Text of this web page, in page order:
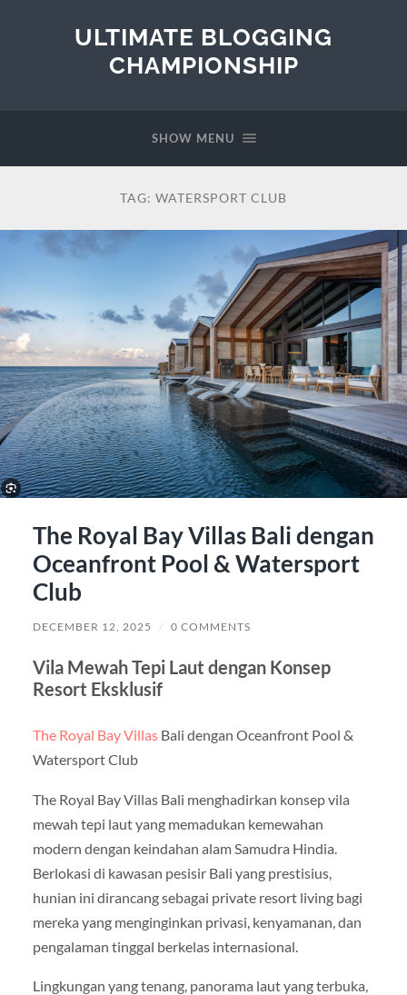
ULTIMATE BLOGGING
CHAMPIONSHIP
SHOW MENU
TAG: WATERSPORT CLUB
The Royal Bay Villas Bali dengan
Oceanfront Pool & Watersport
Club
DECEMBER 12, 2025 / 0 COMMENTS
Vila Mewah Tepi Laut dengan Konsep
Resort Eksklusif
The Royal Bay VillasBali dengan Oceanfront Pool &
Watersport Club
The Royal Bay Villas Bali menghadirkan konsep vila
mewah tepi laut yang memadukan kemewahan
modern dengan keindahan alam Samudra Hindia.
Berlokasi di kawasan pesisir Bali yang prestisius,
hunian ini dirancang sebagai private resort living bagi
mereka yang menginginkan privasi, kenyamanan, dan
pengalaman tinggal berkelas internasional.
Lingkungan yang tenang, panorama laut yang terbuka,